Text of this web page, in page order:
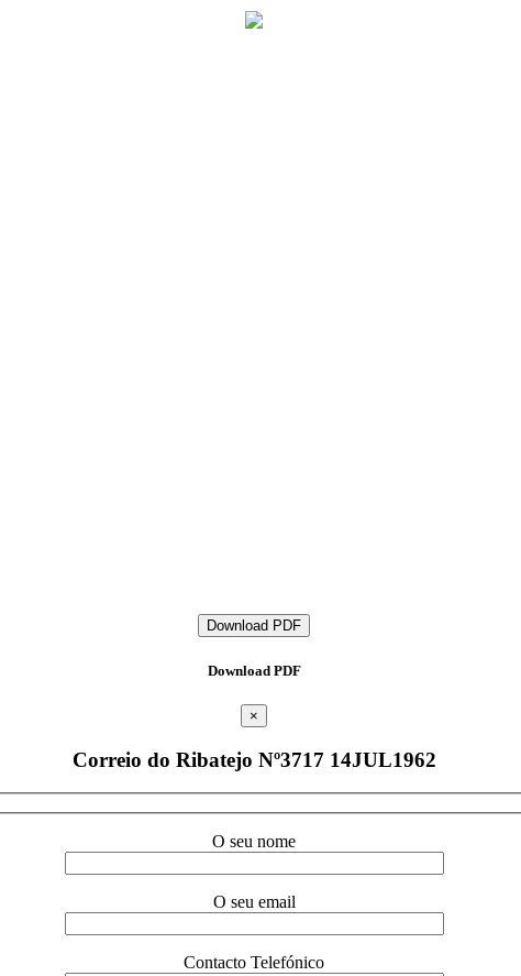
Download PDF
Download PDF
×
Correio do Ribatejo Nº3717 14JUL1962
O seu nome
O seu email
Contacto Telefónico